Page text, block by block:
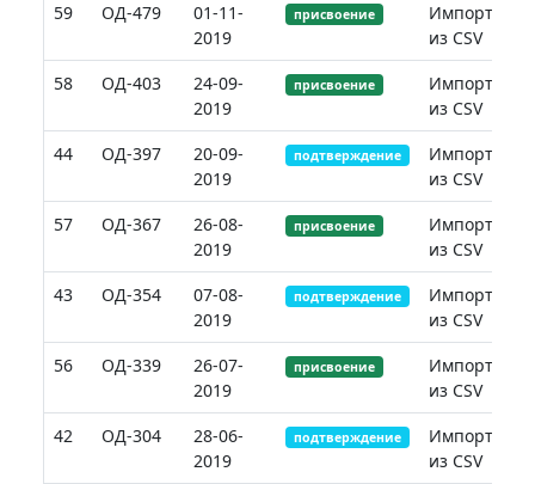
59
ОД-479
01-11-
2019
присвоение
Импорт
из CSV
58
ОД-403
24-09-
2019
присвоение
Импорт
из CSV
44
ОД-397
20-09-
2019
подтверждение
Импорт
из CSV
57
ОД-367
26-08-
2019
присвоение
Импорт
из CSV
43
ОД-354
07-08-
2019
подтверждение
Импорт
из CSV
56
ОД-339
26-07-
2019
присвоение
Импорт
из CSV
42
ОД-304
28-06-
2019
подтверждение
Импорт
из CSV